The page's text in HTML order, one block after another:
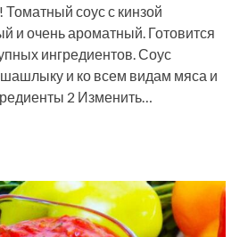
соус с кинзой
и очень ароматный. Готовится
ингредиентов. Соус
шашлыку и ко всем видам мяса и
2 Изменить…